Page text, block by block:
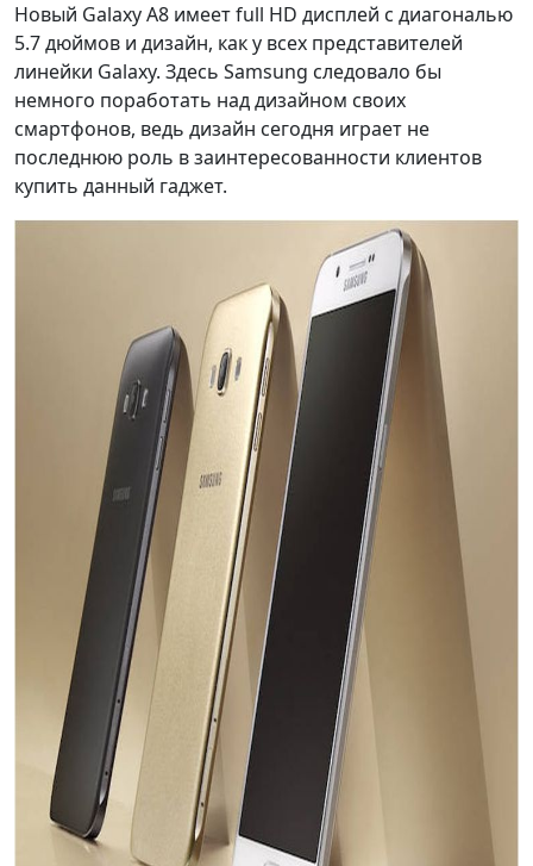
Новый Galaxy A8 имеет full HD дисплей с диагональю
5.7 дюймов и дизайн, как у всех представителей
линейки Galaxy. Здесь Samsung следовало бы
немного поработать над дизайном своих
смартфонов, ведь дизайн сегодня играет не
последнюю роль в заинтересованности клиентов
купить данный гаджет.